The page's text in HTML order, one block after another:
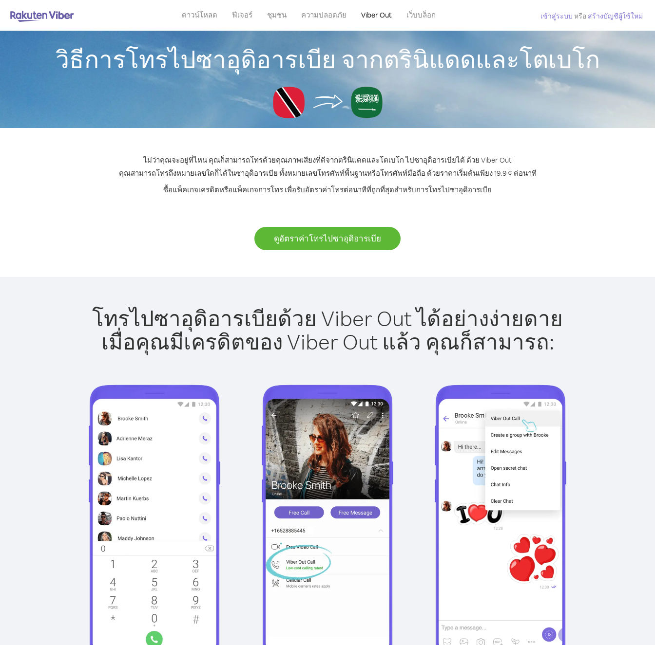
ดาวน์โหลด ฟีเจอร์ ชุมชน ความปลอดภัย Viber Out เว็บบล็อก เข้าสู่ระบบ หรือ สร้างบัญชีผู้ใช้ใหม่
วิธีการโทรไปซาอุดิอารเบีย จากตรินิแดดและโตเบโก
ไม่ว่าคุณจะอยู่ที่ไหน คุณก็สามารถโทรด้วยคุณภาพเสียงที่ดีจากตรินิแดดและโตเบโก ไปซาอุดิอารเบียได้ ด้วย Viber Out
คุณสามารถโทรถึงหมายเลขใดก็ได้ในซาอุดิอารเบีย ทั้งหมายเลขโทรศัพท์พื้นฐานหรือโทรศัพท์มือถือ ด้วยราคาเริ่มต้นเพียง 19.9 ¢ ต่อนาที
ซื้อแพ็คเกจเครดิตหรือแพ็คเกจการโทร เพื่อรับอัตราค่าโทรต่อนาทีที่ถูกที่สุดสำหรับการโทรไปซาอุดิอารเบีย
ดูอัตราค่าโทรไปซาอุดิอารเบีย
โทรไปซาอุดิอารเบียด้วย Viber Out ได้อย่างง่ายดาย
เมื่อคุณมีเครดิตของ Viber Out แล้ว คุณก็สามารถ: